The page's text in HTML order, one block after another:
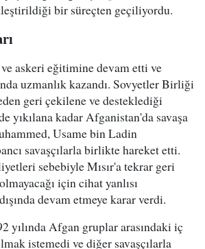
bir süreçten geçiliyordu.
askeri eğitimine devam etti ve
uzmanlık kazandı. Sovyetler Birliği
geri çekilene ve desteklediği
yıkılana kadar Afganistan'da savaşa
Usame bin Ladin
savaşçılarla birlikte hareket etti.
sebebiyle Mısır'a tekrar geri
için cihat yanlısı
devam etmeye karar verdi.
yılında Afgan gruplar arasındaki iç
istemedi ve diğer savaşçılarla